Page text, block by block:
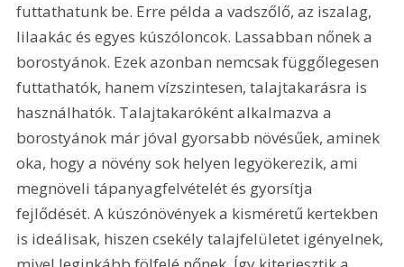
futtathatunk be. Erre példa a vadszőlő, az iszalag,
lilaakác és egyes kúszóloncok. Lassabban nőnek a
borostyánok. Ezek azonban nemcsak függőlegesen
futtathatók, hanem vízszintesen, talajtakarásra is
használhatók. Talajtakaróként alkalmazva a
borostyánok már jóval gyorsabb növésűek, aminek
oka, hogy a növény sok helyen legyökerezik, ami
megnöveli tápanyagfelvételét és gyorsítja
fejlődését. A kúszónövények a kisméretű kertekben
is ideálisak, hiszen csekély talajfelületet igényelnek,